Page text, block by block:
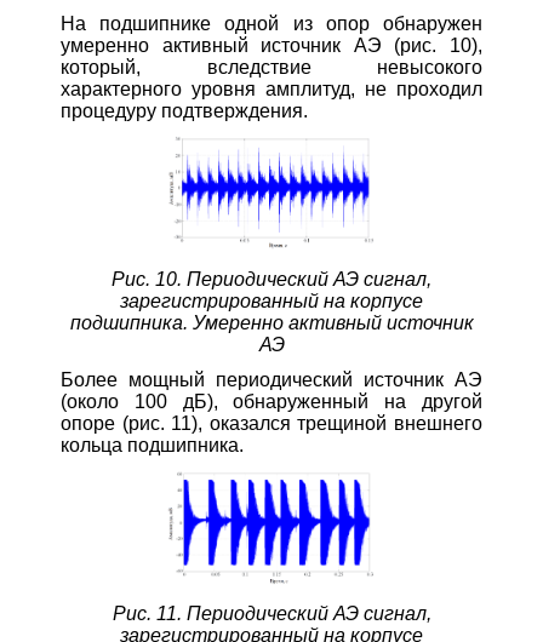
На подшипнике одной из опор обнаружен
умеренно активный источник АЭ (рис. 10),
который, вследствие невысокого
характерного уровня амплитуд, не проходил
процедуру подтверждения.
Рис. 10. Периодический АЭ сигнал,
зарегистрированный на корпусе
подшипника. Умеренно активный источник
АЭ
Более мощный периодический источник АЭ
(около 100 дБ), обнаруженный на другой
опоре (рис. 11), оказался трещиной внешнего
кольца подшипника.
Рис. 11. Периодический АЭ сигнал,
зарегистрированный на корпусе